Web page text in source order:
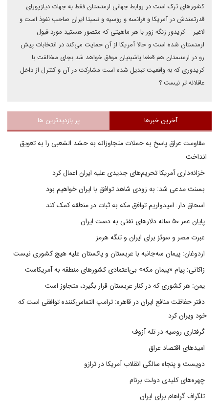
کشورهای ترک است در روابط جهانی ارمنستان فقط به جهات دیازپورای
قدرتمندش در آمریکا و فرانسه و روسیه و نسبتا ایران صاحب نفوذ است و
لاغیر -- کریدور زنگه زور با هر ماهیتی که متصور هستید مورد قبول
ارمنستان شده است و حالا آمریکا از آن حمایت می‌کند در انتخابات پیش
رو در ارمنستان هم قطعا پاشینیان موفق خواهد شد بجای مخالفت با
کریدوری که به واقعیت تبدیل شده است مشارکت در آن و کنترل از داخل
عاقلانه تر نیست ؟
آخرین خبرها پر بازدیدترین ها
مقاومت عراق پاسخ به حملات متجاوزانه به حشد الشعبی را به تعویق
انداخت
خزانه‌داری آمریکا تحریم‌های جدیدی علیه ایران اعمال کرد
بسنت مدعی شد: به زودی شاهد توافق با ایران خواهیم بود
اسحاق دار: امیدواریم توافق مکه به ثبات در منطقه کمک کند
پایان عمر ۵۰ ساله دلارهای نفتی به دست ایران
عبرت مصر و سوئز برای ایران و تنگه هرمز
اردوغان: پیمان سه‌جانبه با عربستان و پاکستان علیه هیچ کشوری نیست
زاکانی: پیام «پیمان مکه» بی‌اعتمادی کشورهای منطقه به آمریکاست
یمن: هر کشوری که در کنار عربستان قرار بگیرد، متجاوز است
دفتر حفاظت منافع ایران در قاهره: ترامپ التماس‌کننده توافقی است که
خود ویران کرد
گرفتاری روسیه در تله آزوف
امیدهای اقتصاد عراق
دویست و پنجاه سالگی انقلاب آمریکا در ترازو
چهره‌های کلیدی دولت برنام
تلگراف گراهام برای ایران